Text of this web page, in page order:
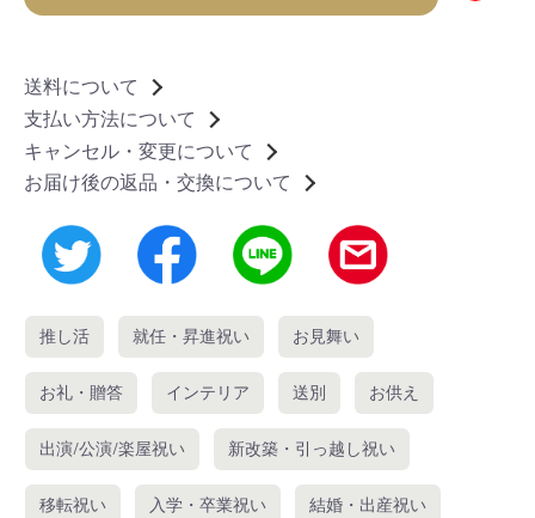
送料について
支払い方法について
キャンセル・変更について
お届け後の返品・交換について
推し活 就任・昇進祝い お見舞い
お礼・贈答 インテリア 送別 お供え
出演/公演/楽屋祝い 新改築・引っ越し祝い
移転祝い 入学・卒業祝い 結婚・出産祝い